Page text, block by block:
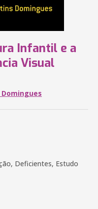
Infantil e a
Visual
Deficientes, Estudo